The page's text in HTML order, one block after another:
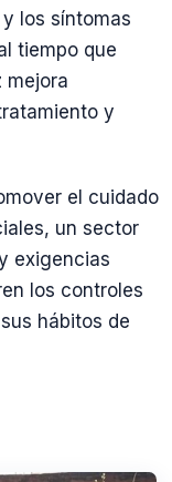
los síntomas
tiempo que
mejora
y
el cuidado
un sector
exigencias
los controles
hábitos de